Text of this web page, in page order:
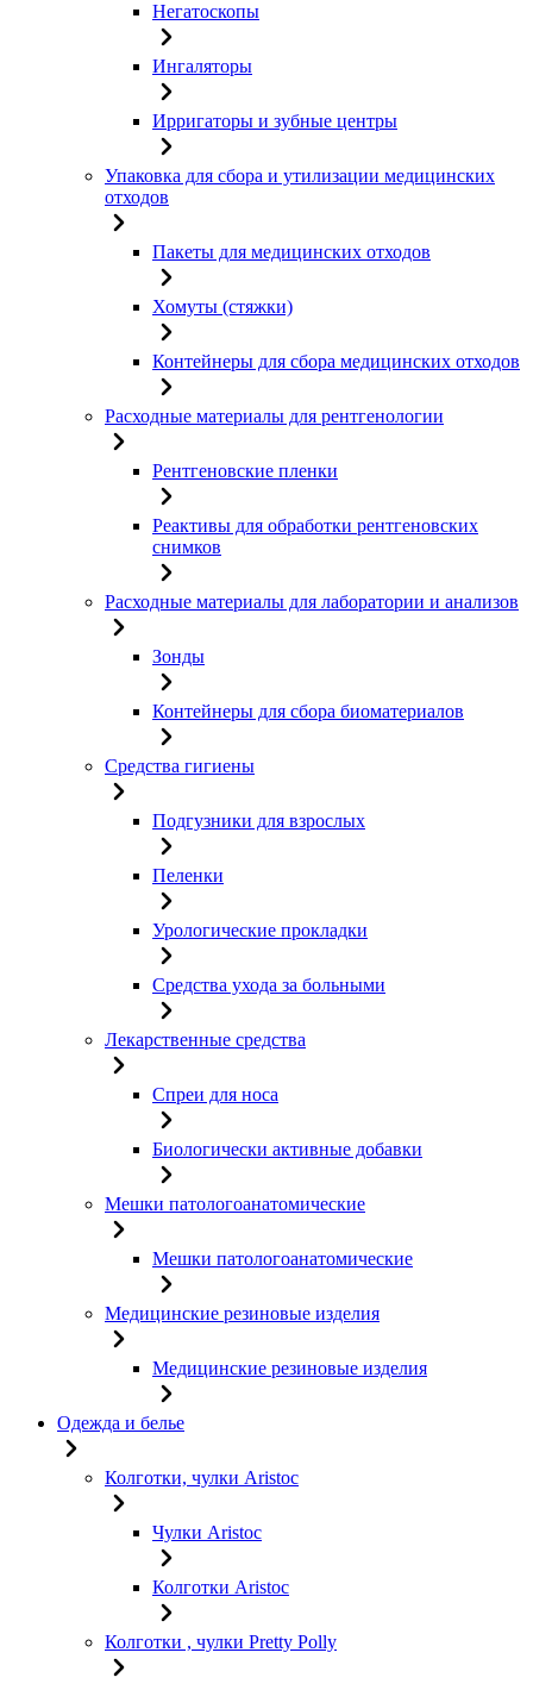
Негатоскопы
Ингаляторы
Ирригаторы и зубные центры
Упаковка для сбора и утилизации медицинских
отходов
Пакеты для медицинских отходов
Хомуты (стяжки)
Контейнеры для сбора медицинских отходов
Расходные материалы для рентгенологии
Рентгеновские пленки
Реактивы для обработки рентгеновских
снимков
Расходные материалы для лаборатории и анализов
Зонды
Контейнеры для сбора биоматериалов
Средства гигиены
Подгузники для взрослых
Пеленки
Урологические прокладки
Средства ухода за больными
Лекарственные средства
Спреи для носа
Биологически активные добавки
Мешки патологоанатомические
Мешки патологоанатомические
Медицинские резиновые изделия
Медицинские резиновые изделия
Одежда и белье
Колготки, чулки Aristoc
Чулки Aristoc
Колготки Aristoc
Колготки , чулки Pretty Polly